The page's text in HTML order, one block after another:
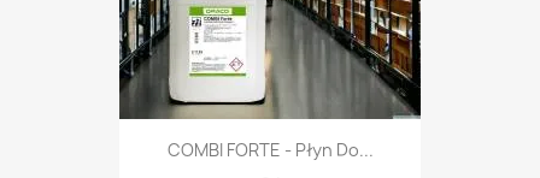
COMBI FORTE - Płyn Do...